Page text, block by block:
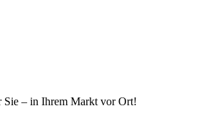
Sie – in Ihrem Markt vor Ort!